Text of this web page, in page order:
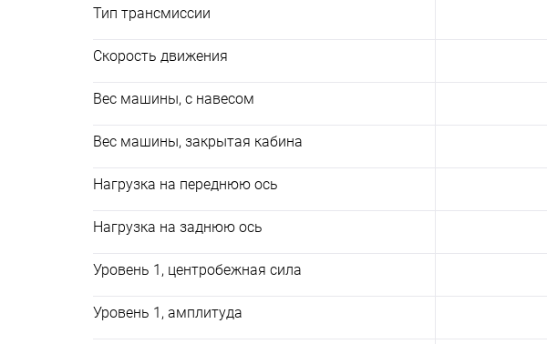
Тип трансмиссии
Скорость движения
Вес машины, с навесом
Вес машины, закрытая кабина
Нагрузка на переднюю ось
Нагрузка на заднюю ось
Уровень 1, центробежная сила
Уровень 1, амплитуда